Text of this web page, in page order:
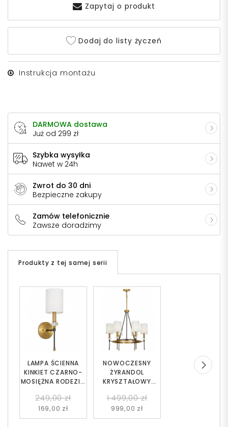
Zapytaj o produkt
Dodaj do listy życzeń
Instrukcja montażu
DARMOWA dostawa
Już od 299 zł
Szybka wysyłka
Nawet w 24h
Zwrot do 30 dni
Bezpieczne zakupy
Zamów telefonicznie
Zawsze doradzimy
Produkty z tej samej serii
LAMPA ŚCIENNA
KINKIET CZARNO-
MOSIĘŻNA RODEZIO
249,00 zł
169,00 zł
NOWOCZESNY
ŻYRANDOL
KRYSZTAŁOWY
RODEZIO W6
1 499,00 zł
999,00 zł